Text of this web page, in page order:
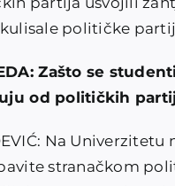
političke
Zašto se
od političkih
Na Univerzitetu
stranačkom